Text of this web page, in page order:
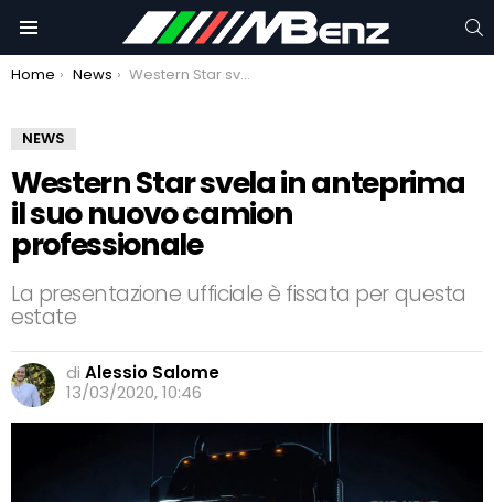
You are here:
Home News Western Star svela in anteprima il suo nuovo camion professionale
NEWS
Western Star svela in anteprima
il suo nuovo camion
professionale
La presentazione ufficiale è fissata per questa
estate
di Alessio Salome
13/03/2020, 10:46